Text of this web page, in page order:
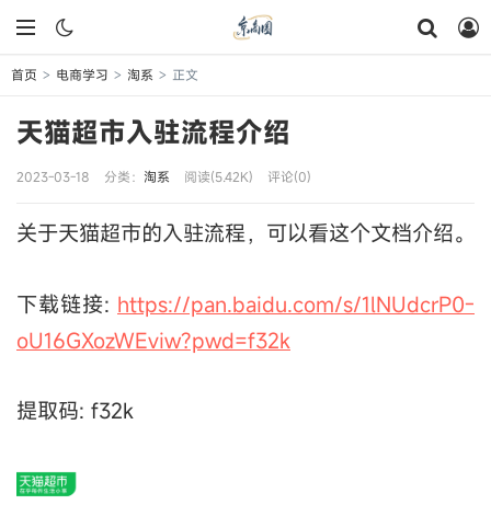
首页 > 电商学习 > 淘系 > 正文
天猫超市入驻流程介绍
2023-03-18 分类： 淘系 阅读(5.42K) 评论(0)
关于天猫超市的入驻流程，可以看这个文档介绍。
下载链接: https://pan.baidu.com/s/1lNUdcrP0-
oU16GXozWEviw?pwd=f32k
提取码: f32k